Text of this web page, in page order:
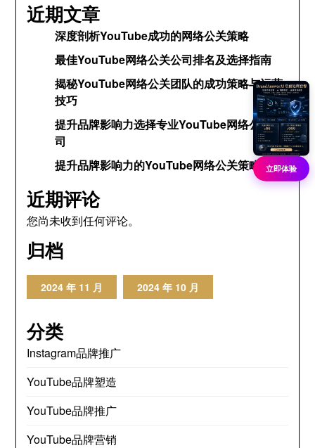
近期文章
深度剖析YouTube成功的网络公关策略
最佳YouTube网络公关公司排名及选择指南
揭秘YouTube网络公关团队的成功策略与运营
技巧
提升品牌影响力选择专业YouTube网络公关公
司
提升品牌影响力的YouTube网络公关策略
近期评论
您尚未收到任何评论。
归档
2024 年 11 月 2024 年 10 月
分类
Instagram品牌推广
YouTube品牌塑造
YouTube品牌推广
YouTube品牌营销
立即体验